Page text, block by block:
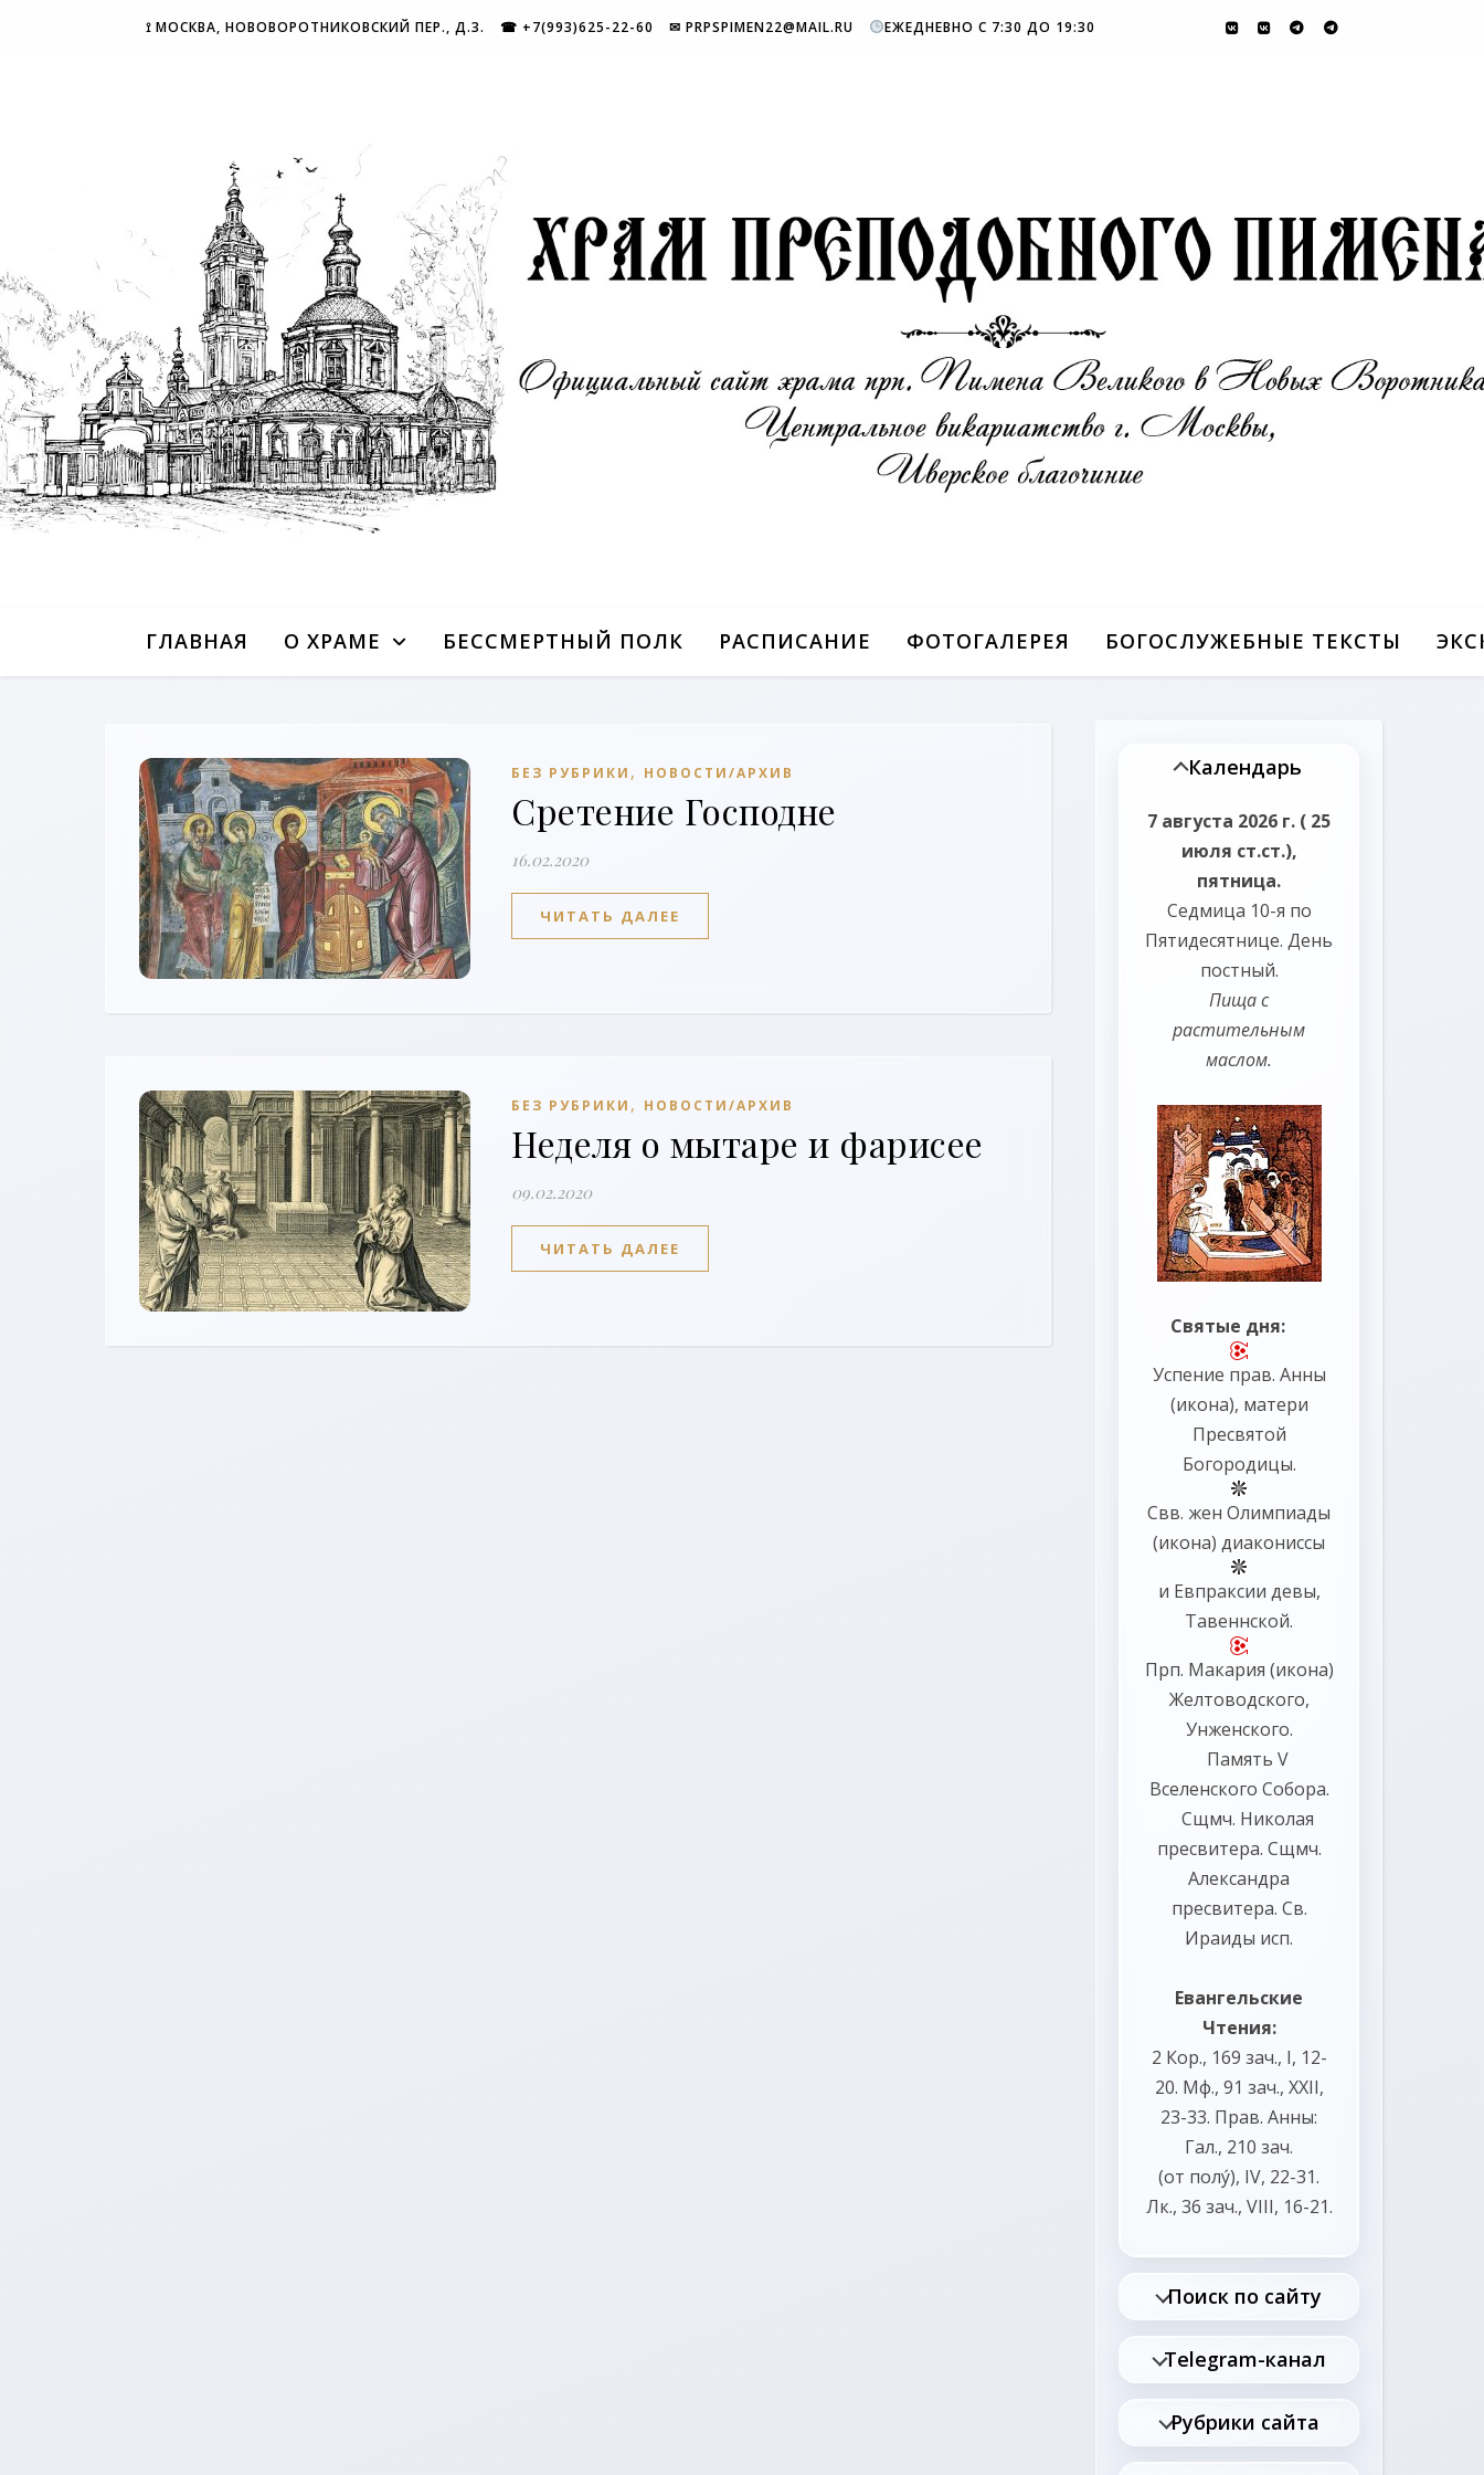
⟟ МОСКВА, НОВОВОРОТНИКОВСКИЙ ПЕР., Д.3. ☎ +7(993)625-22-60 ✉ PRPSPIMEN22@MAIL.RU ЕЖЕДНЕВНО С 7:30 ДО 19:30
ГЛАВНАЯ О ХРАМЕ БЕССМЕРТНЫЙ ПОЛК РАСПИСАНИЕ ФОТОГАЛЕРЕЯ БОГОСЛУЖЕБНЫЕ ТЕКСТЫ
БЕЗ РУБРИКИ , НОВОСТИ/АРХИВ
Сретение Господне
16.02.2020
ЧИТАТЬ ДАЛЕЕ
БЕЗ РУБРИКИ , НОВОСТИ/АРХИВ
Неделя о мытаре и фарисее
09.02.2020
ЧИТАТЬ ДАЛЕЕ
Календарь
7 августа 2026 г. ( 25
июля ст.ст.),
пятница.
Седмица 10-я по
Пятидесятнице. День
постный.
Пища с
растительным
маслом.
Святые дня:
Успение прав. Анны
(икона), матери
Пресвятой
Богородицы.
Свв. жен Олимпиады
(икона) диакониссы
и Евпраксии девы,
Тавеннской.
Прп. Макария (икона)
Желтоводского,
Унженского.
Память V
Вселенского Собора.
Сщмч. Николая
пресвитера. Сщмч.
Александра
пресвитера. Св.
Ираиды исп.
Евангельские
Чтения:
2 Кор., 169 зач., I, 12-
20. Мф., 91 зач., XXII,
23-33. Прав. Анны:
Гал., 210 зач.
(от полу́), IV, 22-31.
Лк., 36 зач., VIII, 16-21.
Поиск по сайту
Telegram-канал
Рубрики сайта